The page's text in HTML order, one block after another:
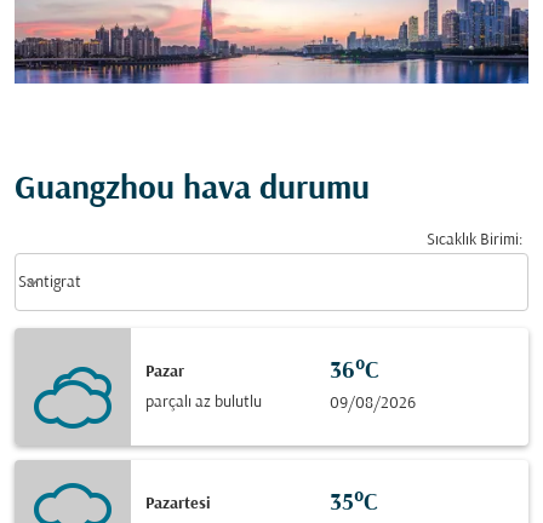
Guangzhou hava durumu
Sıcaklık Birimi:
Santigrat
keyboard_arrow_down
Pazar
parçalı az bulutlu
36°C
09/08/2026
Pazartesi
35°C